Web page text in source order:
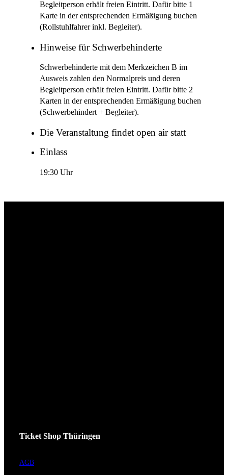
Begleitperson erhält freien Eintritt. Dafür bitte 1
Karte in der entsprechenden Ermäßigung buchen
(Rollstuhlfahrer inkl. Begleiter).
Hinweise für Schwerbehinderte
Schwerbehinderte mit dem Merkzeichen B im
Ausweis zahlen den Normalpreis und deren
Begleitperson erhält freien Eintritt. Dafür bitte 2
Karten in der entsprechenden Ermäßigung buchen
(Schwerbehindert + Begleiter).
Die Veranstaltung findet open air statt
Einlass
19:30 Uhr
Ticket Shop Thüringen
AGB